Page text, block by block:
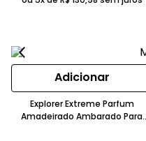
Adicionar
Explorer Extreme Parfum
Amadeirado Ambarado Para